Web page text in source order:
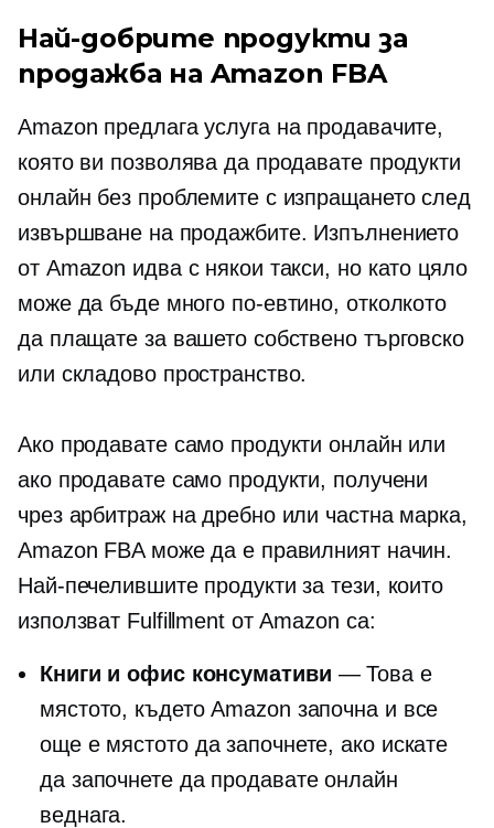
Най-добрите продукти за
продажба на Amazon FBA
Amazon предлага услуга на продавачите,
която ви позволява да продавате продукти
онлайн без проблемите с изпращането след
извършване на продажбите. Изпълнението
от Amazon идва с някои такси, но като цяло
може да бъде много по-евтино, отколкото
да плащате за вашето собствено търговско
или складово пространство.
Ако продавате само продукти онлайн или
ако продавате само продукти, получени
чрез арбитраж на дребно или частна марка,
Amazon FBA може да е правилният начин.
Най-печелившите продукти за тези, които
използват Fulfillment от Amazon са:
Книги и офис консумативи — Това е
мястото, където Amazon започна и все
още е мястото да започнете, ако искате
да започнете да продавате онлайн
веднага.